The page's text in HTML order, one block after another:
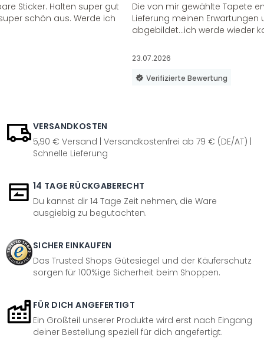
Sticker. Halten super gut
schön aus. Werde ich
Die von mir gewählte Tapete
Lieferung meinen Erwartungen
abgebildet...ich werde wieder
23.07.2026
Verifizierte Bewertung
VERSANDKOSTEN
5,90 € Versand | Versandkostenfrei ab 79 € (DE/AT) |
Schnelle Lieferung
14 TAGE RÜCKGABERECHT
Du kannst dir 14 Tage Zeit nehmen, die Ware
ausgiebig zu begutachten.
SICHER EINKAUFEN
Das Trusted Shops Gütesiegel und der Käuferschutz
sorgen für 100%ige Sicherheit beim Shoppen.
FÜR DICH ANGEFERTIGT
Ein Großteil unserer Produkte wird erst nach Eingang
deiner Bestellung speziell für dich angefertigt.